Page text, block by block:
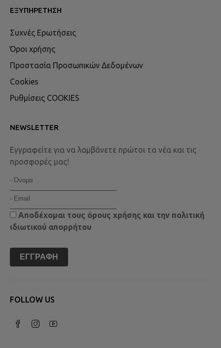
ΕΞΥΠΗΡΈΤΗΣΗ
Συχνές Ερωτήσεις
Όροι χρήσης
Προστασία Προσωπικών Δεδομένων
Cookies
Ρυθμίσεις COOKIES
NEWSLETTER
Εγγραφείτε για να λαμβάνετε πρώτοι τα νέα και τις
προσφορές μας!
Αποδέχομαι τους όρους χρήσης και την πολιτική
ιδιωτικού απορρήτου
ΕΓΓΡΑΦΉ
FOLLOW US